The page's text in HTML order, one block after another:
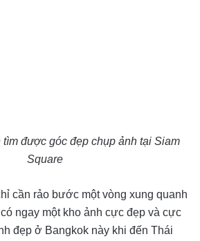
được góc đẹp chụp ảnh tại Siam
Square
cần rảo bước một vòng xung quanh
ngay một kho ảnh cực đẹp và cực
đẹp ở Bangkok này khi đến Thái